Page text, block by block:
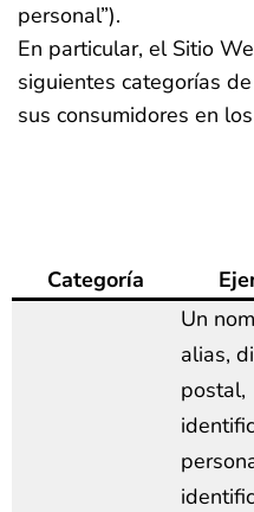
personal”).
En particular, el Sitio
siguientes categorías
sus consumidores en
Categoría
Un
alias,
postal,